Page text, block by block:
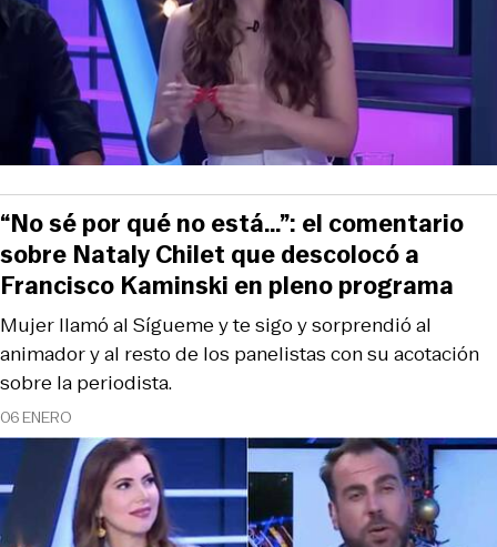
06 ENERO
Mujer llamó al Sígueme y te sigo y sorprendió al
animador y al resto de los panelistas con su acotación
sobre la periodista.
“No sé por qué no está…”: el comentario
sobre Nataly Chilet que descolocó a
Francisco Kaminski en pleno programa